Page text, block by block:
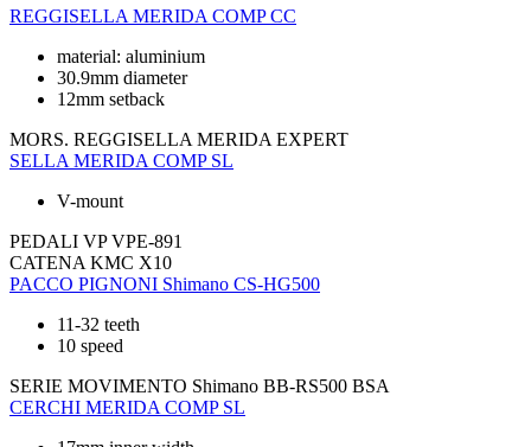
REGGISELLA MERIDA COMP CC
material: aluminium
30.9mm diameter
12mm setback
MORS. REGGISELLA MERIDA EXPERT
SELLA MERIDA COMP SL
V-mount
PEDALI VP VPE-891
CATENA KMC X10
PACCO PIGNONI Shimano CS-HG500
11-32 teeth
10 speed
SERIE MOVIMENTO Shimano BB-RS500 BSA
CERCHI MERIDA COMP SL